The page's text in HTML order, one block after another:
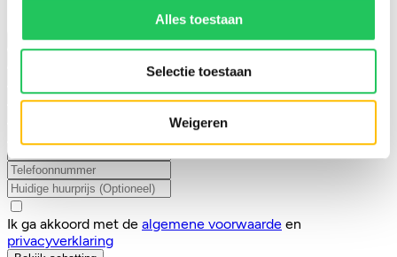
Alles toestaan
Selectie toestaan
Weigeren
Zelfstandige woonruimte
Onzelfstandige woonruimte
Ik ga akkoord met de algemene voorwaarde en
privacyverklaring